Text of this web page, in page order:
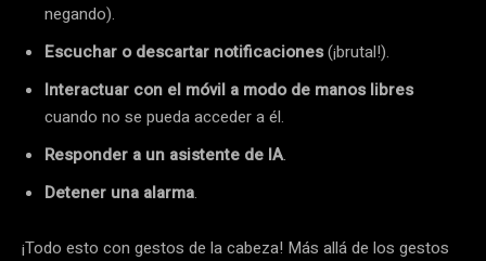
negando).
Escuchar o descartar notificaciones(¡brutal!).
Interactuar con el móvil a modo de manos libres
cuando no se pueda acceder a él.
Responder a un asistente de IA.
Detener una alarma.
¡Todo esto con gestos de la cabeza! Más allá de los gestos